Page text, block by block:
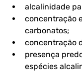
alcalinidade
concentração
carbonatos;
concentração
presença
espécies